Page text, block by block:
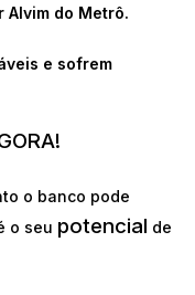
Alvim do Metrô.
e sofrem
o banco pode
o seu potencial de